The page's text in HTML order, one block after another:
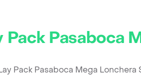
Pack Pasaboca
Pack Pasaboca Mega